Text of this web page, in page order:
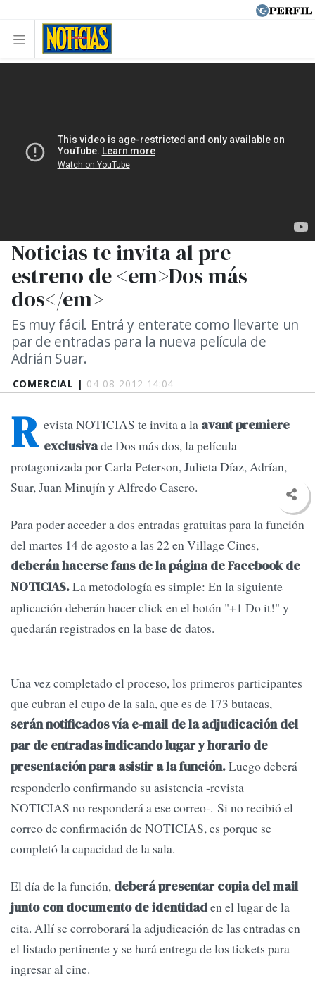
COMERCIAL | 04-08-2012 14:04
Noticias te invita al pre
estreno de <em>Dos más
dos</em>
Es muy fácil. Entrá y enterate como llevarte un
par de entradas para la nueva película de
Adrián Suar.
R evista NOTICIAS te invita a la avant premiere
exclusivade Dos más dos, la película
protagonizada por Carla Peterson, Julieta Díaz, Adrían,
Suar, Juan Minujín y Alfredo Casero.
Para poder acceder a dos entradas gratuitas para la función
del martes 14 de agosto a las 22 en Village Cines,
deberán hacerse fans de la página de Facebook de
NOTICIAS.La metodología es simple: En la siguiente
aplicación deberán hacer click en el botón "+1 Do it!" y
quedarán registrados en la base de datos.
Una vez completado el proceso, los primeros participantes
que cubran el cupo de la sala, que es de 173 butacas,
serán notificados vía e-mail de la adjudicación del
par de entradas indicando lugar y horario de
presentación para asistir a la función.Luego deberá
responderlo confirmando su asistencia -revista
NOTICIAS no responderá a ese correo-. Si no recibió el
correo de confirmación de NOTICIAS, es porque se
completó la capacidad de la sala.
El día de la función, deberá presentar copia del mail
junto con documento de identidaden el lugar de la
cita. Allí se corroborará la adjudicación de las entradas en
el listado pertinente y se hará entrega de los tickets para
ingresar al cine.